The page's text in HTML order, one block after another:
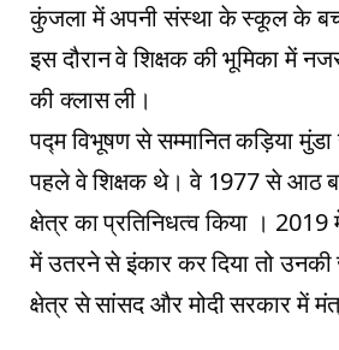
कुंजला में अपनी संस्था के स्कूल के
इस दौरान वे शिक्षक की भूमिका में
की क्लास ली।
पद्म विभूषण से सम्मानित कड़िया
पहले वे शिक्षक थे। वे 1977 से आठ
क्षेत्र का प्रतिनिधत्व किया । 2019
में उतरने से इंकार कर दिया तो
क्षेत्र से सांसद और मोदी सरकार में